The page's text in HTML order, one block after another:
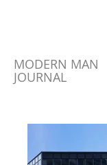
MODERN MAN
JOURNAL